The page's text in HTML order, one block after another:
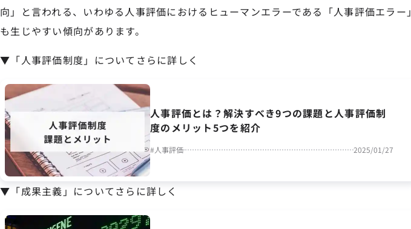
向」と言われる、いわゆる人事評価におけるヒューマンエラーである「人事評価エラー」
も生じやすい傾向があります。
▼「人事評価制度」についてさらに詳しく
人事評価とは？解決すべき9つの課題と人事評価制
度のメリット5つを紹介
#人事評価 2025/01/27
▼「成果主義」についてさらに詳しく